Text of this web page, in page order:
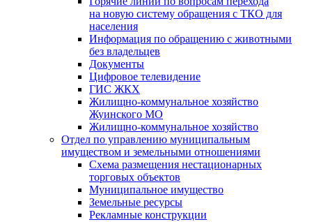
на новую систему обращения с ТКО для
населения
Информация по обращению с животными
без владельцев
Документы
Цифровое телевидение
ГИС ЖКХ
Жилищно-коммунальное хозяйство
Жуинского МО
Жилищно-коммунальное хозяйство
Отдел по управлению муниципальным
имуществом и земельными отношениями
Схема размещения нестационарных
торговых объектов
Муниципальное имущество
Земельные ресурсы
Рекламные конструкции